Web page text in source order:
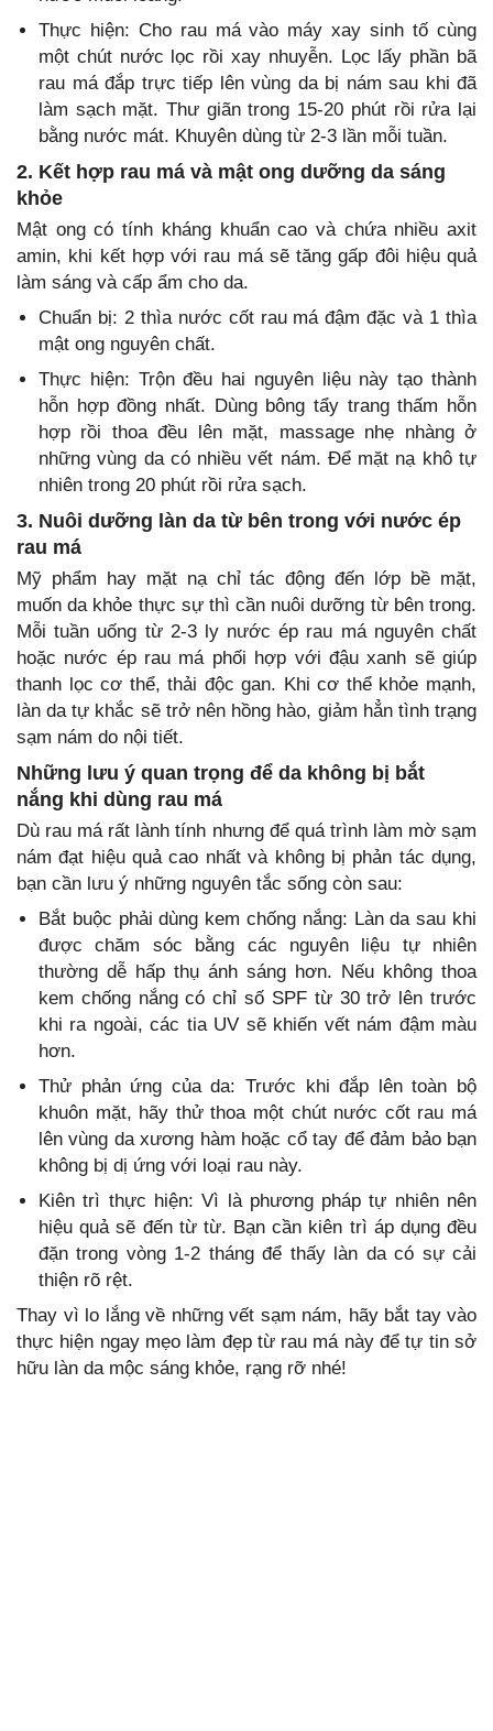
Thực hiện: Cho rau má vào máy xay sinh tố cùng
một chút nước lọc rồi xay nhuyễn. Lọc lấy phần bã
rau má đắp trực tiếp lên vùng da bị nám sau khi đã
làm sạch mặt. Thư giãn trong 15-20 phút rồi rửa lại
bằng nước mát. Khuyên dùng từ 2-3 lần mỗi tuần.
2. Kết hợp rau má và mật ong dưỡng da sáng
khỏe
Mật ong có tính kháng khuẩn cao và chứa nhiều axit
amin, khi kết hợp với rau má sẽ tăng gấp đôi hiệu quả
làm sáng và cấp ẩm cho da.
Chuẩn bị: 2 thìa nước cốt rau má đậm đặc và 1 thìa
mật ong nguyên chất.
Thực hiện: Trộn đều hai nguyên liệu này tạo thành
hỗn hợp đồng nhất. Dùng bông tẩy trang thấm hỗn
hợp rồi thoa đều lên mặt, massage nhẹ nhàng ở
những vùng da có nhiều vết nám. Để mặt nạ khô tự
nhiên trong 20 phút rồi rửa sạch.
3. Nuôi dưỡng làn da từ bên trong với nước ép
rau má
Mỹ phẩm hay mặt nạ chỉ tác động đến lớp bề mặt,
muốn da khỏe thực sự thì cần nuôi dưỡng từ bên trong.
Mỗi tuần uống từ 2-3 ly nước ép rau má nguyên chất
hoặc nước ép rau má phối hợp với đậu xanh sẽ giúp
thanh lọc cơ thể, thải độc gan. Khi cơ thể khỏe mạnh,
làn da tự khắc sẽ trở nên hồng hào, giảm hẳn tình trạng
sạm nám do nội tiết.
Những lưu ý quan trọng để da không bị bắt
nắng khi dùng rau má
Dù rau má rất lành tính nhưng để quá trình làm mờ sạm
nám đạt hiệu quả cao nhất và không bị phản tác dụng,
bạn cần lưu ý những nguyên tắc sống còn sau:
Bắt buộc phải dùng kem chống nắng: Làn da sau khi
được chăm sóc bằng các nguyên liệu tự nhiên
thường dễ hấp thụ ánh sáng hơn. Nếu không thoa
kem chống nắng có chỉ số SPF từ 30 trở lên trước
khi ra ngoài, các tia UV sẽ khiến vết nám đậm màu
hơn.
Thử phản ứng của da: Trước khi đắp lên toàn bộ
khuôn mặt, hãy thử thoa một chút nước cốt rau má
lên vùng da xương hàm hoặc cổ tay để đảm bảo bạn
không bị dị ứng với loại rau này.
Kiên trì thực hiện: Vì là phương pháp tự nhiên nên
hiệu quả sẽ đến từ từ. Bạn cần kiên trì áp dụng đều
đặn trong vòng 1-2 tháng để thấy làn da có sự cải
thiện rõ rệt.
Thay vì lo lắng về những vết sạm nám, hãy bắt tay vào
thực hiện ngay mẹo làm đẹp từ rau má này để tự tin sở
hữu làn da mộc sáng khỏe, rạng rỡ nhé!